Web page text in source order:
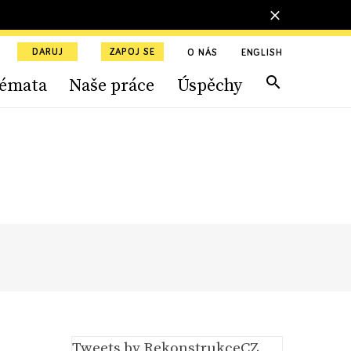
DARUJ ZAPOJ SE O NÁS ENGLISH
Naše práce Úspěchy